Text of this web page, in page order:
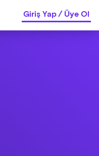
Giriş Yap/Üye Ol